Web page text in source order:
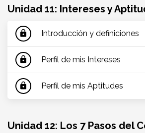
Unidad 11: Intereses y
lock Introducción y definiciones
lock Perfil de mis Intereses
lock Perfil de mis Aptitudes
Unidad 12: Los 7 Pasos del